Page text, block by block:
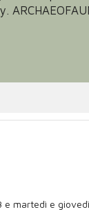
martedì e